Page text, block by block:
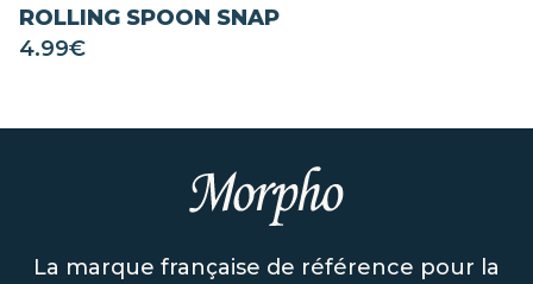
ROLLING SPOON SNAP
4.99€
La marque française de référence pour la